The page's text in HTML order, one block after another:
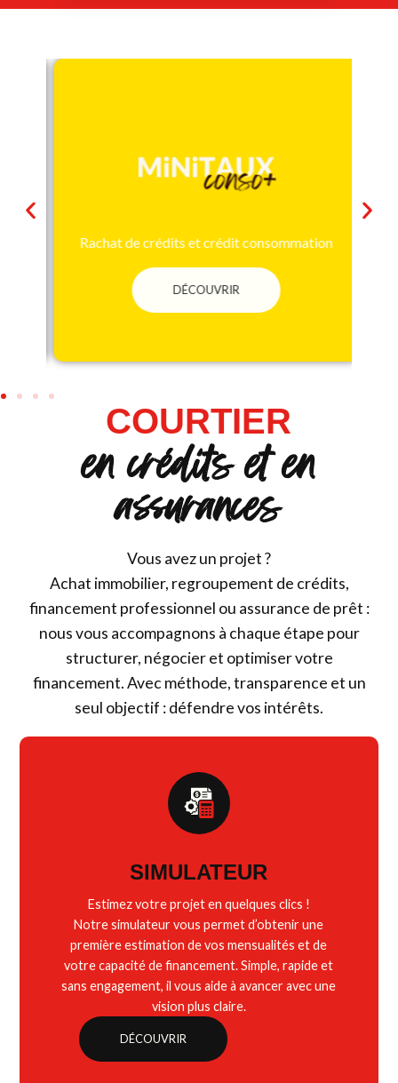
Rachat de crédits et crédit consommation
DÉCOUVRIR
COURTIER
en crédits et en
assurances
Vous avez un projet ?
Achat immobilier, regroupement de crédits,
financement professionnel ou assurance de prêt :
nous vous accompagnons à chaque étape pour
structurer, négocier et optimiser votre
financement. Avec méthode, transparence et un
seul objectif : défendre vos intérêts.
SIMULATEUR
Estimez votre projet en quelques clics !
Notre simulateur vous permet d’obtenir une
première estimation de vos mensualités et de
votre capacité de financement. Simple, rapide et
sans engagement, il vous aide à avancer avec une
vision plus claire.
DÉCOUVRIR